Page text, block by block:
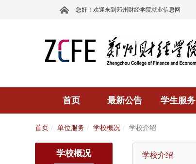
您好！欢迎来到郑州财经学院就业信息网
首页 最新公告 学生服务
首页 单位服务 学校概况 学校介绍
学校概况 学校介绍